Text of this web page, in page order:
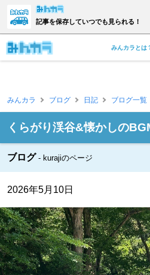
記事を保存していつでも見られる！
みんカラとは
みんカラ ブログ 日記 ブログ一覧
くらがり渓谷&懐かしの
ブログ kurajiのページ
2026年5月10日